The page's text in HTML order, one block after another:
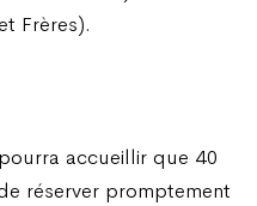
Frères).
accueillir que 40
réserver promptement